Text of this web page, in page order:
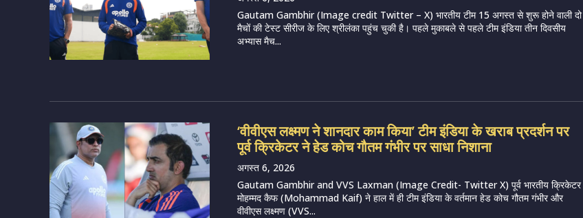
Gautam Gambhir (Image credit Twitter – X) भारतीय टीम 15 अगस्त से शुरू होने वाली दो
मैचों की टेस्ट सीरीज के लिए श्रीलंका पहुंच चुकी है। पहले मुकाबले से पहले टीम इंडिया तीन दिवसीय
अभ्यास मैच...
‘वीवीएस लक्ष्मण ने शानदार काम किया’ टीम इंडिया के खराब प्रदर्शन पर
पूर्व क्रिकेटर ने हेड कोच गौतम गंभीर पर साधा निशाना
अगस्त 6, 2026
Gautam Gambhir and VVS Laxman (Image Credit- Twitter X) पूर्व भारतीय क्रिकेटर
मोहम्मद कैफ (Mohammad Kaif) ने हाल में ही टीम इंडिया के वर्तमान हेड कोच गौतम गंभीर और
वीवीएस लक्ष्मण (VVS...